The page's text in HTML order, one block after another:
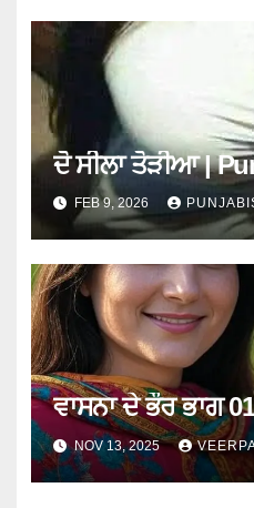
t
o
n
ਦੋ ਸੀਲਾ ਤੋੜੀਆ |
FEB 9, 2026
ਵਾਸਨਾ ਦੇ ਭੌਰ ਭਾਗ 01
NOV 13, 2025